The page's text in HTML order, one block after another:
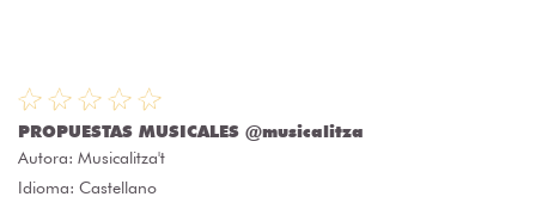
PROPUESTAS MUSICALES @musicalitza
Autora: Musicalitza't
Idioma: Castellano